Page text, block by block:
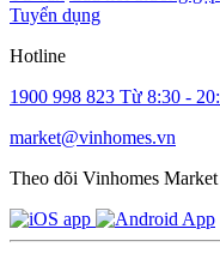
Tuyển dụng
Hotline
1900 998 823 Từ 8:30 -
market@vinhomes.vn
Theo dõi Vinhomes Market